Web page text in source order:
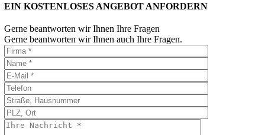
EIN KOSTENLOSES ANGEBOT ANFORDERN
Gerne beantworten wir Ihnen Ihre Fragen
Gerne beantworten wir Ihnen auch Ihre Fragen.